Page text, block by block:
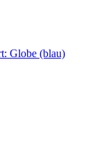
Globe (blau)